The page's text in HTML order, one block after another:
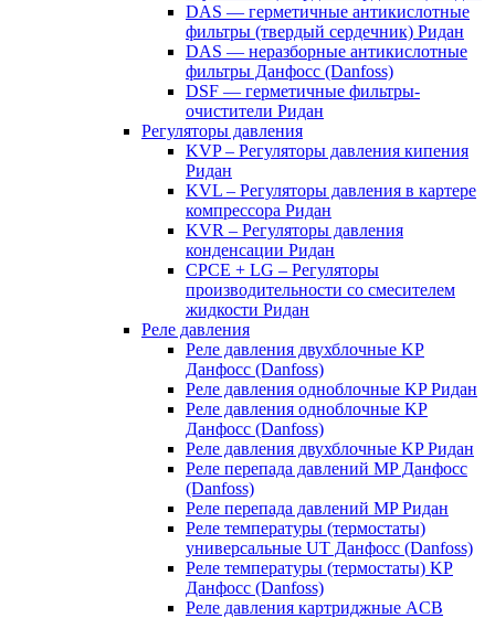
DAS — герметичные антикислотные
фильтры (твердый сердечник) Ридан
DAS — неразборные антикислотные
фильтры Данфосс (Danfoss)
DSF — герметичные фильтры-
очистители Ридан
Регуляторы давления
KVP – Регуляторы давления кипения
Ридан
KVL – Регуляторы давления в картере
компрессора Ридан
KVR – Регуляторы давления
конденсации Ридан
CPCE + LG – Регуляторы
производительности со смесителем
жидкости Ридан
Реле давления
Реле давления двухблочные KP
Данфосс (Danfoss)
Реле давления одноблочные KP Ридан
Реле давления одноблочные KP
Данфосс (Danfoss)
Реле давления двухблочные KP Ридан
Реле перепада давлений MP Данфосс
(Danfoss)
Реле перепада давлений MP Ридан
Реле температуры (термостаты)
универсальные UT Данфосс (Danfoss)
Реле температуры (термостаты) KP
Данфосс (Danfoss)
Реле давления картриджные ACB